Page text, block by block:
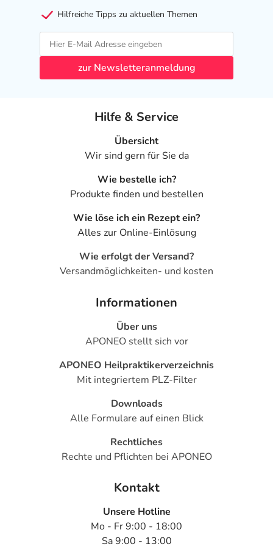
Hilfreiche Tipps zu aktuellen Themen
zur Newsletteranmeldung
Hilfe & Service
Übersicht
Wir sind gern für Sie da
Wie bestelle ich?
Produkte finden und bestellen
Wie löse ich ein Rezept ein?
Alles zur Online-Einlösung
Wie erfolgt der Versand?
Versandmöglichkeiten- und kosten
Informationen
Über uns
APONEO stellt sich vor
APONEO Heilpraktikerverzeichnis
Mit integriertem PLZ-Filter
Downloads
Alle Formulare auf einen Blick
Rechtliches
Rechte und Pflichten bei APONEO
Kontakt
Unsere Hotline
Mo - Fr 9:00 - 18:00
Sa 9:00 - 13:00